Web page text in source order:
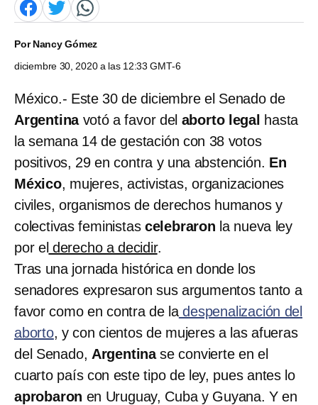
PorNancy Gómez
diciembre 30, 2020 a las 12:33 GMT-6
México.- Este 30 de diciembre el Senado de
Argentinavotó a favor del aborto legal hasta
la semana 14 de gestación con 38 votos
positivos, 29 en contra y una abstención. En
México, mujeres, activistas, organizaciones
civiles, organismos de derechos humanos y
colectivas feministas celebraron la nueva ley
por el derecho a decidir.
Tras una jornada histórica en donde los
senadores expresaron sus argumentos tanto a
favor como en contra de ladespenalización del
aborto, y con cientos de mujeres a las afueras
del Senado, Argentinase convierte en el
cuarto país con este tipo de ley, pues antes lo
aprobaron en Uruguay, Cuba y Guyana. Y en